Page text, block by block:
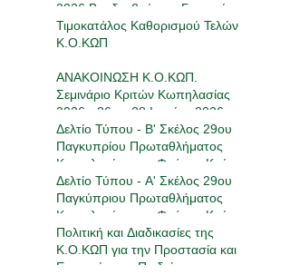
2026 Βραδεμβούργο, Γερμανία |
23-24 Μαΐου 2026
Τιμοκατάλος Καθορισμού Τελών
Κ.Ο.ΚΩΠ
ΑΝΑΚΟΙΝΩΣΗ Κ.Ο.ΚΩΠ.
Σεμινάριο Κριτών Κωπηλασίας
2026 - 26 με 28 Ιουνίου 2026
Δελτίο Τύπου - Β' Σκέλος 29ου
Παγκυπρίου Πρωταθλήματος
Κωπηλασίας στο Φράγμα Κούρη
16-17/05/2026
Δελτίο Τύπου - Α' Σκέλος 29ου
Παγκύπριου Πρωταθλήματος
Κωπηλασίας στο Φράγμα Κούρη
17-19/4/2026
Πολιτική και Διαδικασίες της
Κ.Ο.ΚΩΠ για την Προστασία και
Ευημερία των Παιδιών στον